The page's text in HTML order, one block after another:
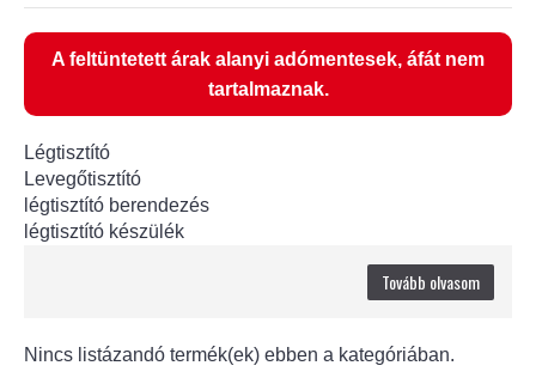
A feltüntetett árak alanyi adómentesek, áfát nem
tartalmaznak.
Légtisztító
Levegőtisztító
légtisztító berendezés
légtisztító készülék
Tovább olvasom
Nincs listázandó termék(ek) ebben a kategóriában.